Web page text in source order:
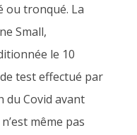
ou tronqué. La
Small,
le 10
test effectué par
du Covid avant
même pas